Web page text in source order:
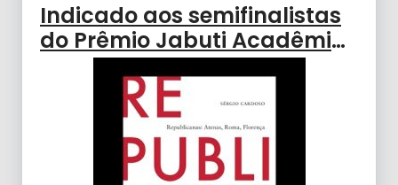
Indicado aos semifinalistas
do Prêmio Jabuti Acadêmico